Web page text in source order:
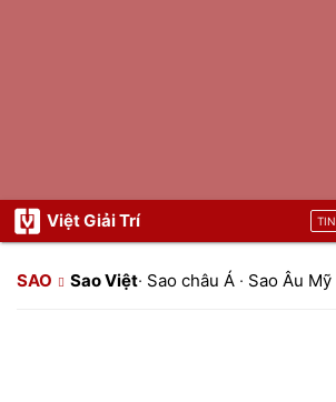
Việt Giải Trí
SAO Sao Việt· Sao châu Á · Sao Âu Mỹ